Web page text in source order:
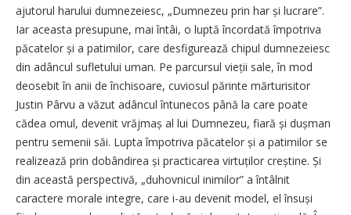
ajutorul harului dumnezeiesc, „Dum­nezeu prin har și lucrare”.
Iar aceasta presupune, mai întâi, o luptă încordată împotriva
păcatelor și a patimilor, care desfigurează chipul dumnezeiesc
din adâncul sufletului uman. Pe parcursul vieții sale, în mod
deosebit în anii de închisoare, cuviosul părinte mărturisitor
Justin Pârvu a văzut adâncul întunecos până la care poate
cădea omul, devenit vrăjmaș al lui Dumnezeu, fiară și dușman
pentru semenii săi. Lupta împotriva păcatelor și a patimilor se
realizează prin dobândirea și practicarea virtu­ților creștine. Și
din această perspectivă, „duhovnicul inimilor” a întâlnit
caractere morale integre, care i-au devenit model, el însuși